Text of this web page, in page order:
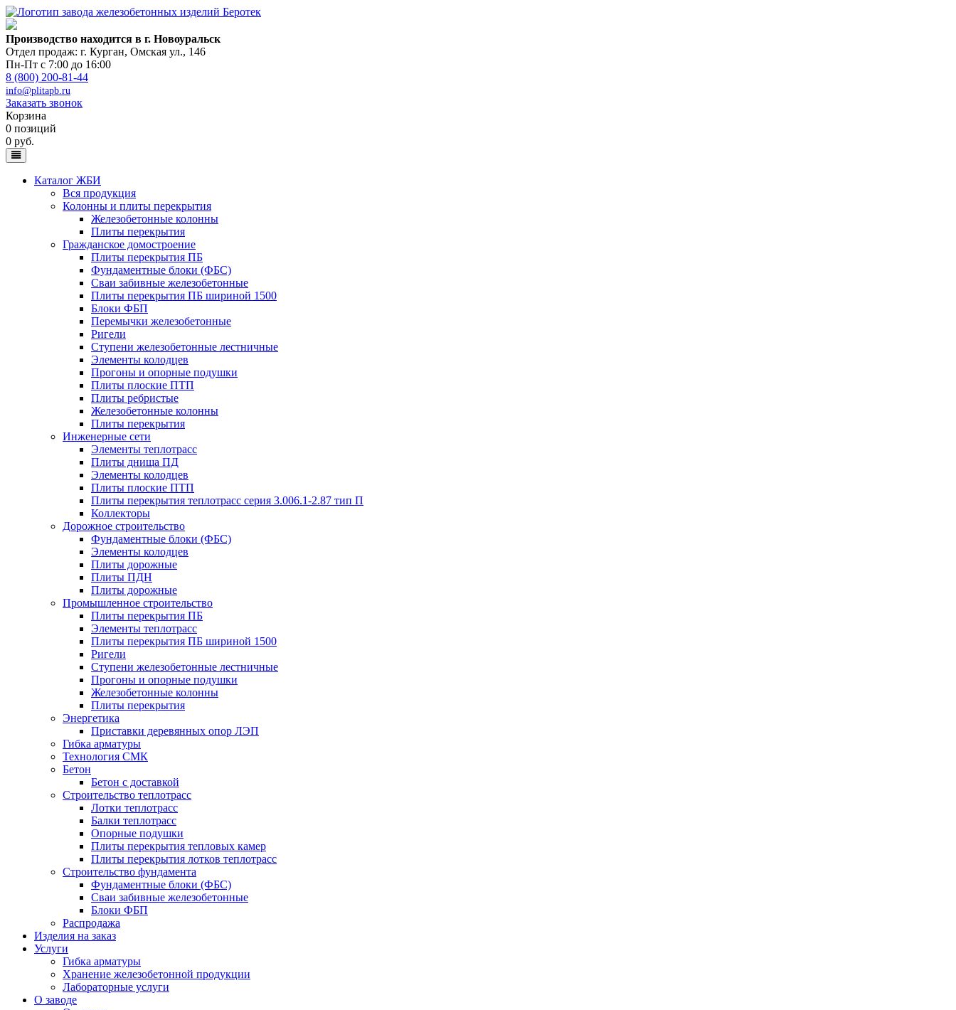
Производство находится в г. Новоуральск
Отдел продаж: г. Курган, Омская ул., 146
Пн-Пт с 7:00 до 16:00
8 (800) 200-81-44
info@plitapb.ru
Заказать звонок
Корзина
0 позиций
0 руб.
Каталог ЖБИ
Вся продукция
Колонны и плиты перекрытия
Железобетонные колонны
Плиты перекрытия
Гражданское домостроение
Плиты перекрытия ПБ
Фундаментные блоки (ФБС)
Сваи забивные железобетонные
Плиты перекрытия ПБ шириной 1500
Блоки ФБП
Перемычки железобетонные
Ригели
Ступени железобетонные лестничные
Элементы колодцев
Прогоны и опорные подушки
Плиты плоские ПТП
Плиты ребристые
Железобетонные колонны
Плиты перекрытия
Инженерные сети
Элементы теплотрасс
Плиты днища ПД
Элементы колодцев
Плиты плоские ПТП
Плиты перекрытия теплотрасс серия 3.006.1-2.87 тип П
Коллекторы
Дорожное строительство
Фундаментные блоки (ФБС)
Элементы колодцев
Плиты дорожные
Плиты ПДН
Плиты дорожные
Промышленное строительство
Плиты перекрытия ПБ
Элементы теплотрасс
Плиты перекрытия ПБ шириной 1500
Ригели
Ступени железобетонные лестничные
Прогоны и опорные подушки
Железобетонные колонны
Плиты перекрытия
Энергетика
Приставки деревянных опор ЛЭП
Гибка арматуры
Технология СМК
Бетон
Бетон с доставкой
Строительство теплотрасс
Лотки теплотрасс
Балки теплотрасс
Опорные подушки
Плиты перекрытия тепловых камер
Плиты перекрытия лотков теплотрасс
Строительство фундамента
Фундаментные блоки (ФБС)
Сваи забивные железобетонные
Блоки ФБП
Распродажа
Изделия на заказ
Услуги
Гибка арматуры
Хранение железобетонной продукции
Лабораторные услуги
О заводе